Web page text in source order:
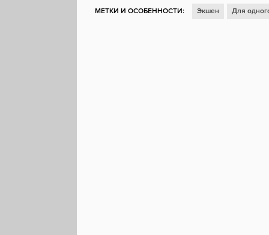
МЕТКИ И ОСОБЕННОСТИ: Экшен Для